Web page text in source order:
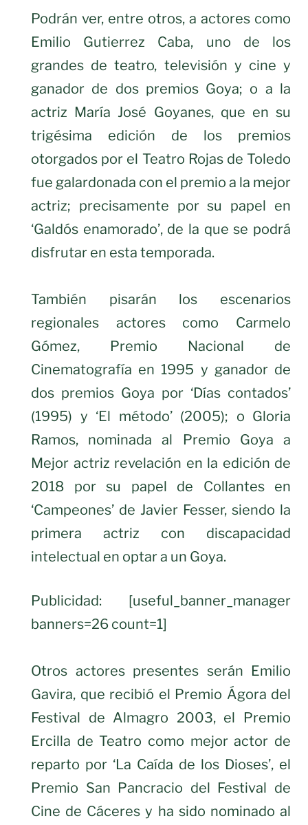
Podrán ver, entre otros, a actores como
Emilio Gutierrez Caba, uno de los
grandes de teatro, televisión y cine y
ganador de dos premios Goya; o a la
actriz María José Goyanes, que en su
trigésima edición de los premios
otorgados por el Teatro Rojas de Toledo
fue galardonada con el premio a la mejor
actriz; precisamente por su papel en
‘Galdós enamorado’, de la que se podrá
disfrutar en esta temporada.
También pisarán los escenarios
regionales actores como Carmelo
Gómez, Premio Nacional de
Cinematografía en 1995 y ganador de
dos premios Goya por ‘Días contados’
(1995) y ‘El método’ (2005); o Gloria
Ramos, nominada al Premio Goya a
Mejor actriz revelación en la edición de
2018 por su papel de Collantes en
‘Campeones’ de Javier Fesser, siendo la
primera actriz con discapacidad
intelectual en optar a un Goya.
Publicidad: [useful_banner_manager
banners=26 count=1]
Otros actores presentes serán Emilio
Gavira, que recibió el Premio Ágora del
Festival de Almagro 2003, el Premio
Ercilla de Teatro como mejor actor de
reparto por ‘La Caída de los Dioses’, el
Premio San Pancracio del Festival de
Cine de Cáceres y ha sido nominado al